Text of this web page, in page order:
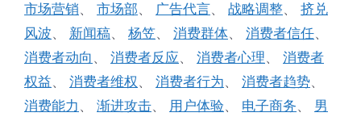
市场营销、 市场部、 广告代言、 战略调整、 挤兑
风波、 新闻稿、 杨笠、 消费群体、 消费者信任、
消费者动向 、 消费者反应、 消费者心理、 消费者
权益、 消费者维权 、 消费者行为、 消费者趋势、
消费能力 、 渐进攻击、 用户体验、 电子商务、 男